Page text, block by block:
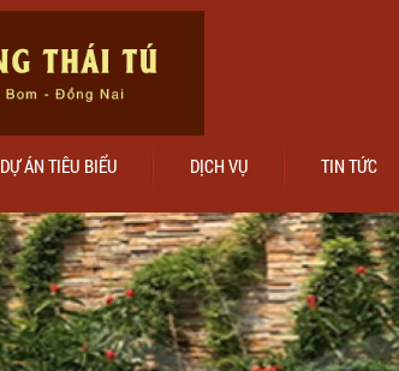
DỰ ÁN TIÊU BIỂU DỊCH VỤ TIN TỨC